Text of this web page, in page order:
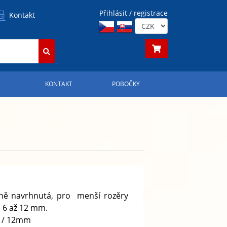
Kontakt Přihlásit / registrace
KONTAKT POBOČKY
navrhnutá, pro menší rozěry
až 12 mm.
12mm